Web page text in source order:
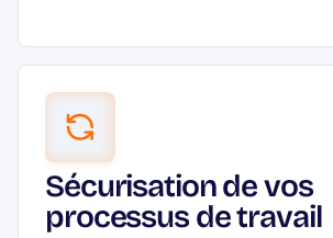
Sécurisation de vos
processus de travail